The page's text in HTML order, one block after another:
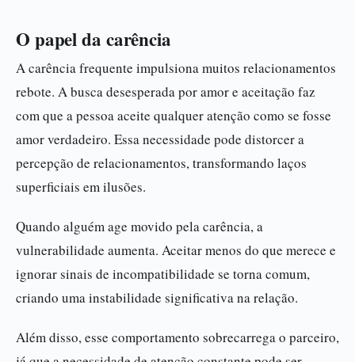
O papel da carência
A carência frequente impulsiona muitos relacionamentos
rebote. A busca desesperada por amor e aceitação faz
com que a pessoa aceite qualquer atenção como se fosse
amor verdadeiro. Essa necessidade pode distorcer a
percepção de relacionamentos, transformando laços
superficiais em ilusões.
Quando alguém age movido pela carência, a
vulnerabilidade aumenta. Aceitar menos do que merece e
ignorar sinais de incompatibilidade se torna comum,
criando uma instabilidade significativa na relação.
Além disso, esse comportamento sobrecarrega o parceiro,